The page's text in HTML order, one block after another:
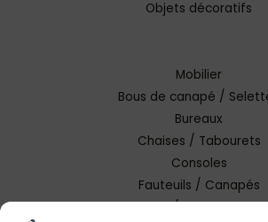
Objets décoratifs
Mobilier
Bous de canapé /
Bureaux
Chaises / Tabourets
Consoles
Fauteuils / Canapés